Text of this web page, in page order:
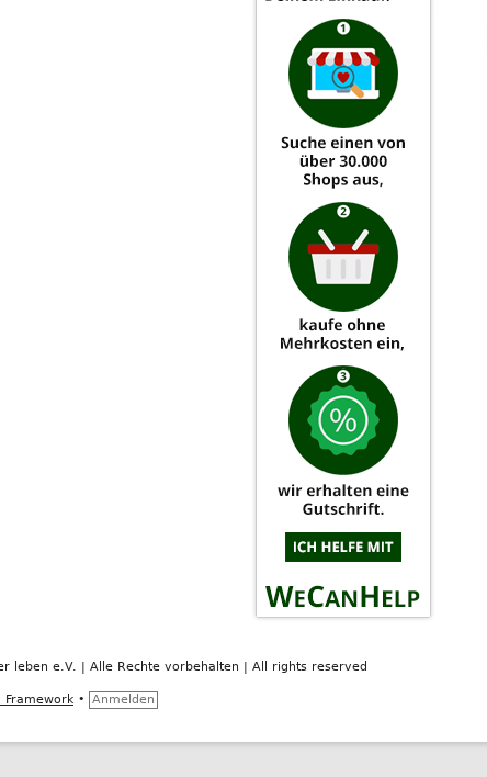
leben e.V. | Alle Rechte vorbehalten | All rights reserved
Framework • Anmelden